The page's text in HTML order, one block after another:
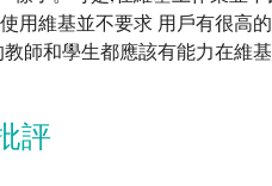
用維基並不要求 用戶有很高
師和學生都應該有能力在維
評